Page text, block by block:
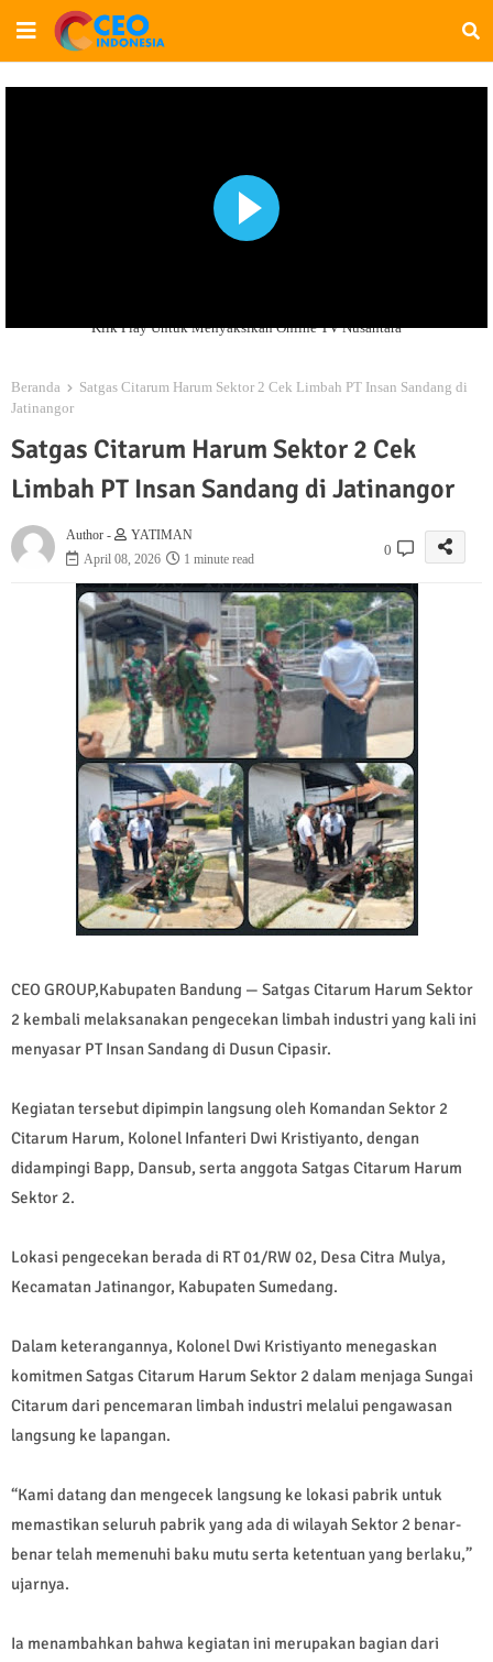
Klik Play Untuk Menyaksikan Online TV Nusantara
Beranda
Satgas Citarum Harum Sektor 2 Cek Limbah PT Insan Sandang di
Jatinangor
Satgas Citarum Harum Sektor 2 Cek
Limbah PT Insan Sandang di Jatinangor
Author -
YATIMAN
April 08, 2026
1 minute read
0
CEO GROUP,Kabupaten Bandung — Satgas Citarum Harum Sektor
2 kembali melaksanakan pengecekan limbah industri yang kali ini
menyasar PT Insan Sandang di Dusun Cipasir.
Kegiatan tersebut dipimpin langsung oleh Komandan Sektor 2
Citarum Harum, Kolonel Infanteri Dwi Kristiyanto, dengan
didampingi Bapp, Dansub, serta anggota Satgas Citarum Harum
Sektor 2.
Lokasi pengecekan berada di RT 01/RW 02, Desa Citra Mulya,
Kecamatan Jatinangor, Kabupaten Sumedang.
Dalam keterangannya, Kolonel Dwi Kristiyanto menegaskan
komitmen Satgas Citarum Harum Sektor 2 dalam menjaga Sungai
Citarum dari pencemaran limbah industri melalui pengawasan
langsung ke lapangan.
“Kami datang dan mengecek langsung ke lokasi pabrik untuk
memastikan seluruh pabrik yang ada di wilayah Sektor 2 benar-
benar telah memenuhi baku mutu serta ketentuan yang berlaku,”
ujarnya.
Ia menambahkan bahwa kegiatan ini merupakan bagian dari